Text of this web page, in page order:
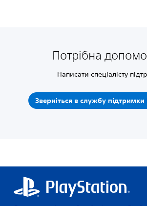
Потрібна
Написати спеціалісту
Зверніться в службу